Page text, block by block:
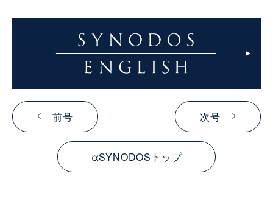
前号 次号
αSYNODOSトップ